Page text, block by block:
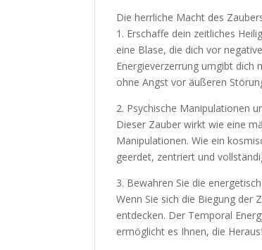
Die herrliche Macht des
1. Erschaffe dein zeitliches
eine Blase, die dich vor
Energieverzerrung umgibt dich
ohne Angst vor äußeren
2. Psychische Manipulationen
Dieser Zauber wirkt wie eine
Manipulationen. Wie ein
geerdet, zentriert und
3. Bewahren Sie die
Wenn Sie sich die Biegung der
entdecken. Der Temporal
ermöglicht es Ihnen, die